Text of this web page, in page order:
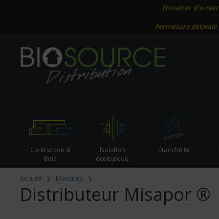
Horaires
Fermeture estivale
Contruction &
Bois
Isolation
écologique
Étanchéité
Accueil Marques
Distributeur Misapor ®